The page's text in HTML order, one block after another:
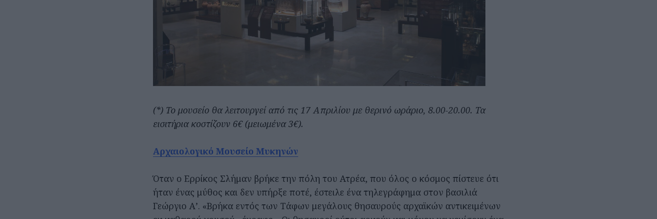
(*) Το μουσείο θα λειτουργεί από τις 17 Απριλίου με θερινό ωράριο, 8.00-20.00. Τα
εισιτήρια κοστίζουν 6€ (μειωμένα 3€).
Αρχαιολογικό Μουσείο Μυκηνών
Όταν ο Ερρίκος Σλήμαν βρήκε την πόλη του Ατρέα, που όλος ο κόσμος πίστευε ότι
ήταν ένας μύθος και δεν υπήρξε ποτέ, έστειλε ένα τηλεγράφημα στον βασιλιά
Γεώργιο Α’. «Βρήκα εντός των Τάφων μεγάλους θησαυρούς αρχαϊκών αντικειμένων